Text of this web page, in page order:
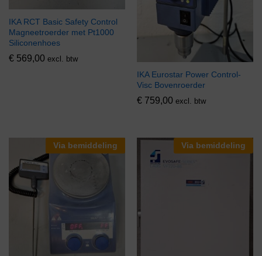
IKA RCT Basic Safety Control
Magneetroerder met Pt1000
Siliconenhoes
€ 569,00 excl. btw
IKA Eurostar Power Control-
Visc Bovenroerder
€ 759,00 excl. btw
Via bemiddeling Via bemiddeling